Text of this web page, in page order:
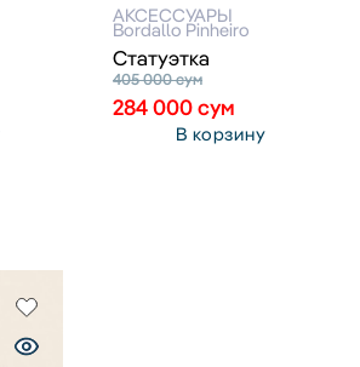
АКСЕССУАРЫ
Bordallo Pinheiro
Статуэтка
405 000сум
284 000сум
В корзину